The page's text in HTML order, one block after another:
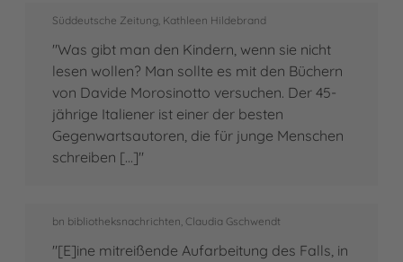
Süddeutsche Zeitung, Kathleen Hildebrand
"Was gibt man den Kindern, wenn sie nicht
lesen wollen? Man sollte es mit den Büchern
von Davide Morosinotto versuchen. Der 45-
jährige Italiener ist einer der besten
Gegenwartsautoren, die für junge Menschen
schreiben [...]"
bn bibliotheksnachrichten, Claudia Gschwendt
"[E]ine mitreißende Aufarbeitung des Falls, in